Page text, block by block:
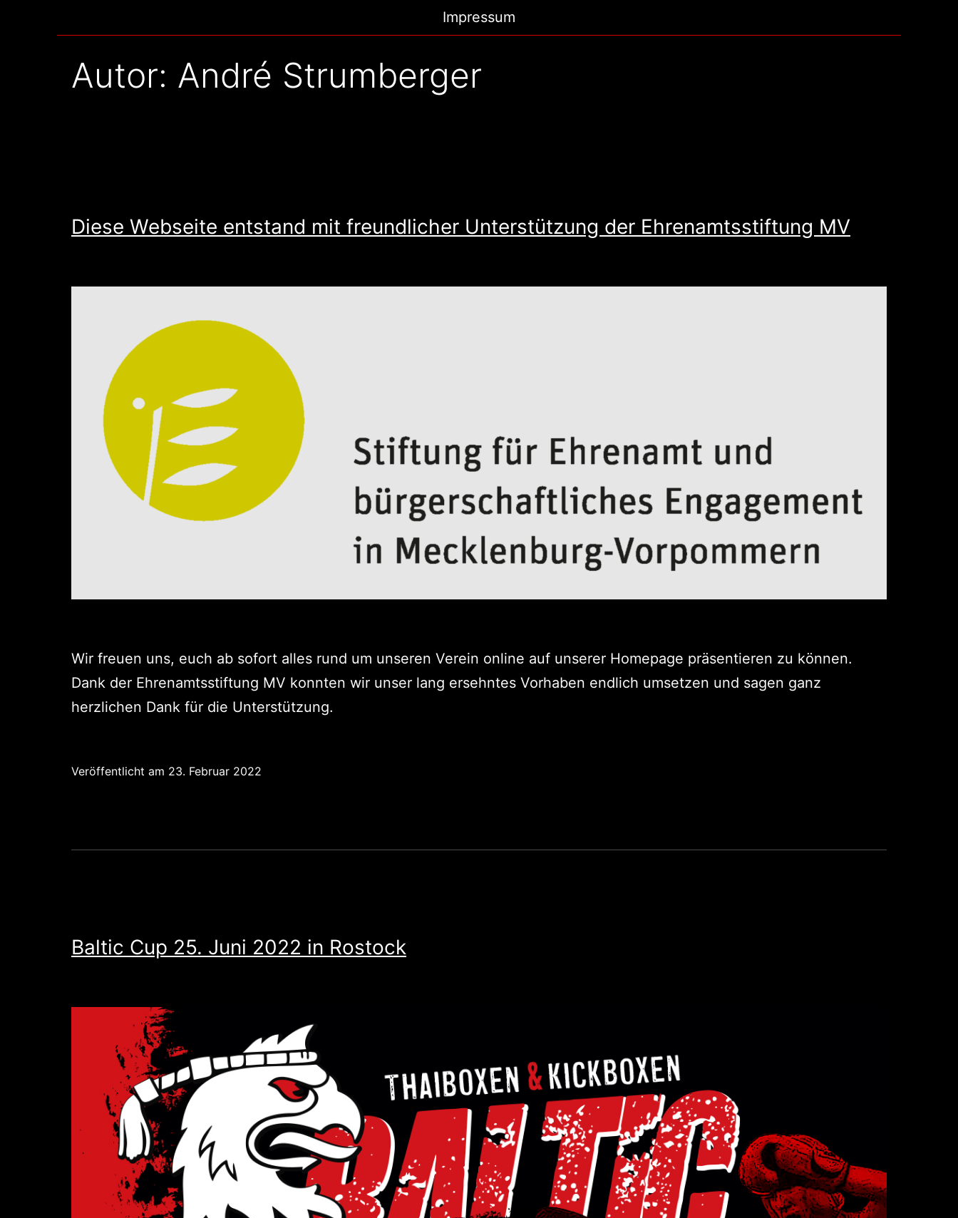
Impressum
Autor: André Strumberger
Diese Webseite entstand mit freundlicher Unterstützung der Ehrenamtsstiftung MV
Wir freuen uns, euch ab sofort alles rund um unseren Verein online auf unserer Homepage präsentieren zu können.
Dank der Ehrenamtsstiftung MV konnten wir unser lang ersehntes Vorhaben endlich umsetzen und sagen ganz
herzlichen Dank für die Unterstützung.
Veröffentlicht am 23. Februar 2022
Baltic Cup 25. Juni 2022 in Rostock